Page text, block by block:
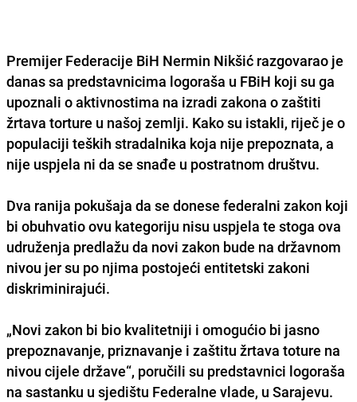
Premijer Federacije BiH Nermin Nikšić razgovarao je
danas sa predstavnicima logoraša u FBiH koji su ga
upoznali o aktivnostima na izradi zakona o zaštiti
žrtava torture u našoj zemlji. Kako su istakli, riječ je o
populaciji teških stradalnika koja nije prepoznata, a
nije uspjela ni da se snađe u postratnom društvu.
Dva ranija pokušaja da se donese federalni zakon koji
bi obuhvatio ovu kategoriju nisu uspjela te stoga ova
udruženja predlažu da novi zakon bude na državnom
nivou jer su po njima postojeći entitetski zakoni
diskriminirajući.
„Novi zakon bi bio kvalitetniji i omogućio bi jasno
prepoznavanje, priznavanje i zaštitu žrtava toture na
nivou cijele države“, poručili su predstavnici logoraša
na sastanku u sjedištu Federalne vlade, u Sarajevu.